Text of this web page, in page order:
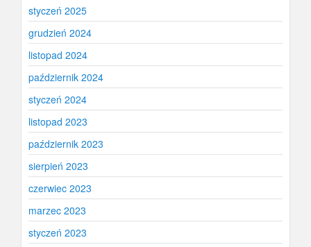
styczeń 2025
grudzień 2024
listopad 2024
październik 2024
styczeń 2024
listopad 2023
październik 2023
sierpień 2023
czerwiec 2023
marzec 2023
styczeń 2023